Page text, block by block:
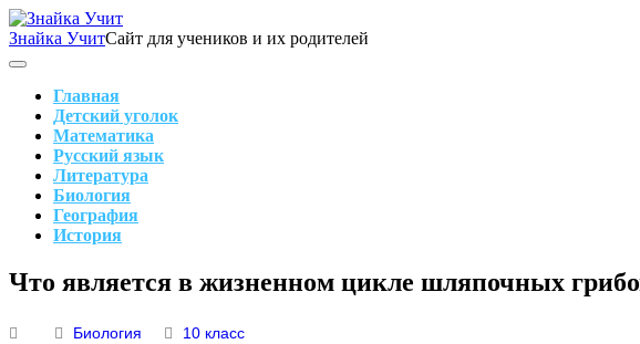
Skip
to
content
Знайка УчитСайт для учеников и их родителей
Search
Main
Navigation
Главная
Детский уголок
Математика
Русский язык
Литература
Биология
География
История
Search
Что является в жизненном цикле шляпочных
Биология 10 класс